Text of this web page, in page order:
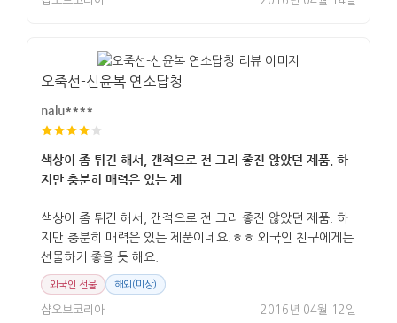
오죽선-신윤복 연소답청
nalu****
색상이 좀 튀긴 해서, 갠적으로 전 그리 좋진 않았던 제품. 하
지만 충분히 매력은 있는 제
색상이 좀 튀긴 해서, 갠적으로 전 그리 좋진 않았던 제품. 하
지만 충분히 매력은 있는 제품이네요.ㅎㅎ 외국인 친구에게는
선물하기 좋을 듯 해요.
외국인 선물 해외(미상)
샵오브코리아 2016년 04월 12일